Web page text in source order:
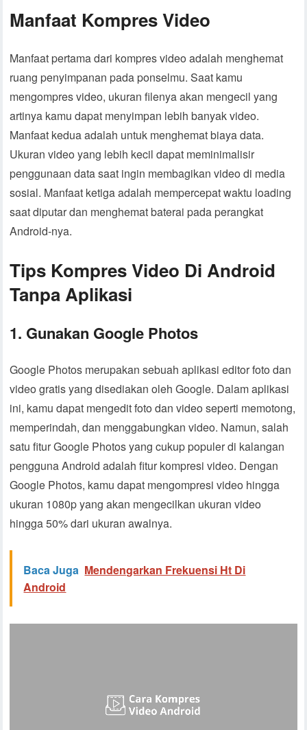
Manfaat Kompres Video
Manfaat pertama dari kompres video adalah menghemat
ruang penyimpanan pada ponselmu. Saat kamu
mengompres video, ukuran filenya akan mengecil yang
artinya kamu dapat menyimpan lebih banyak video.
Manfaat kedua adalah untuk menghemat biaya data.
Ukuran video yang lebih kecil dapat meminimalisir
penggunaan data saat ingin membagikan video di media
sosial. Manfaat ketiga adalah mempercepat waktu loading
saat diputar dan menghemat baterai pada perangkat
Android-nya.
Tips Kompres Video Di Android
Tanpa Aplikasi
1. Gunakan Google Photos
Google Photos merupakan sebuah aplikasi editor foto dan
video gratis yang disediakan oleh Google. Dalam aplikasi
ini, kamu dapat mengedit foto dan video seperti memotong,
memperindah, dan menggabungkan video. Namun, salah
satu fitur Google Photos yang cukup populer di kalangan
pengguna Android adalah fitur kompresi video. Dengan
Google Photos, kamu dapat mengompresi video hingga
ukuran 1080p yang akan mengecilkan ukuran video
hingga 50% dari ukuran awalnya.
Baca Juga Mendengarkan Frekuensi Ht Di
Android